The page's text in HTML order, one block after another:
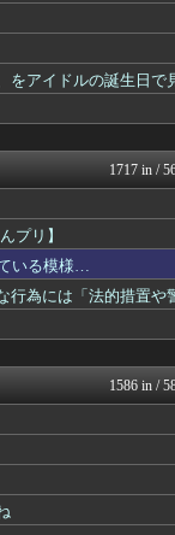
アニチャッ
ああ言えば
コンテンツ
アニはつ -
ヒーロー
最強ジャン
コンテンツ
プリキュア
2次元に捉
異世界転生
fig速
デジタルニ
アニチャッ
ぐら速 -声
異世界転生
をアイドルの誕生日で
1717 in /
プリ】
いる模様…
為には「法的措置や
1586 in /